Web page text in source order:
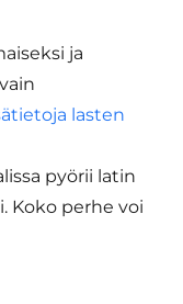
ja
lasten
pyörii latin
Koko perhe voi